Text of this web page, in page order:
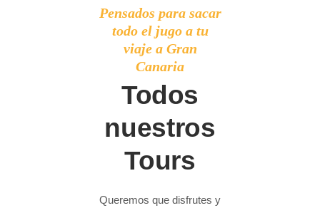
Pensados para sacar
todo el jugo a tu
viaje a Gran
Canaria
Todos
nuestros
Tours
Queremos que disfrutes y